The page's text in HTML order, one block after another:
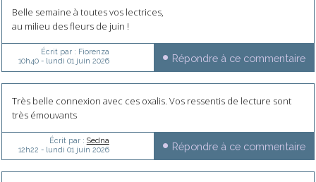
Belle semaine à toutes vos lectrices,
au milieu des fleurs de juin !
Écrit par : Fiorenza
10h40- lundi 01 juin 2026 Répondre à ce commentaire
Très belle connexion avec ces oxalis. Vos ressentis de lecture sont
très émouvants
Écrit par : Sedna
12h22 - lundi 01 juin 2026 Répondre à ce commentaire